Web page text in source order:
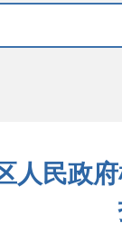
人民政